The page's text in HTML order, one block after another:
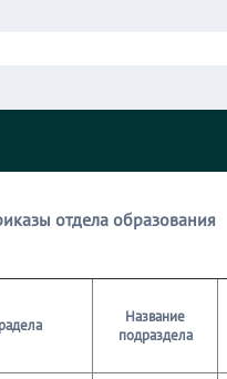
отдела образования
Название
подраздела